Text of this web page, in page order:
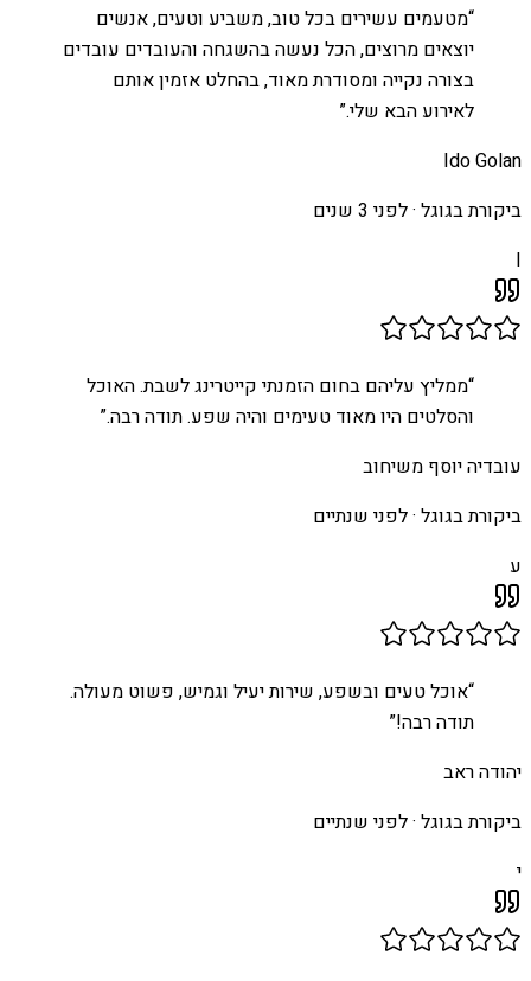
“מטעמים עשירים בכל טוב, משביע וטעים, אנשים
יוצאים מרוצים, הכל נעשה בהשגחה והעובדים עובדים
בצורה נקייה ומסודרת מאוד, בהחלט אזמין אותם
לאירוע הבא שלי.”
Ido Golan
ביקורת בגוגל ·לפני 3 שנים
I
“ממליץ עליהם בחום הזמנתי קייטרינג לשבת. האוכל
והסלטים היו מאוד טעימים והיה שפע. תודה רבה.”
עובדיה יוסף משיחוב
ביקורת בגוגל ·לפני שנתיים
ע
“אוכל טעים ובשפע, שירות יעיל וגמיש, פשוט מעולה.
תודה רבה!”
יהודה ראב
ביקורת בגוגל ·לפני שנתיים
י